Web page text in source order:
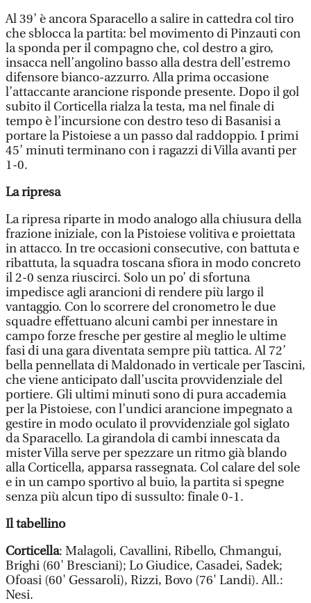
Al 39’ è ancora Sparacello a salire in cattedra col tiro
che sblocca la partita: bel movimento di Pinzauti con
la sponda per il compagno che, col destro a giro,
insacca nell’angolino basso alla destra dell’estremo
difensore bianco-azzurro. Alla prima occasione
l’attaccante arancione risponde presente. Dopo il gol
subito il Corticella rialza la testa, ma nel finale di
tempo è l’incursione con destro teso di Basanisi a
portare la Pistoiese a un passo dal raddoppio. I primi
45’ minuti terminano con i ragazzi di Villa avanti per
1-0.
La ripresa
La ripresa riparte in modo analogo alla chiusura della
frazione iniziale, con la Pistoiese volitiva e proiettata
in attacco. In tre occasioni consecutive, con battuta e
ribattuta, la squadra toscana sfiora in modo concreto
il 2-0 senza riuscirci. Solo un po’ di sfortuna
impedisce agli arancioni di rendere più largo il
vantaggio. Con lo scorrere del cronometro le due
squadre effettuano alcuni cambi per innestare in
campo forze fresche per gestire al meglio le ultime
fasi di una gara diventata sempre più tattica. Al 72’
bella pennellata di Maldonado in verticale per Tascini,
che viene anticipato dall’uscita provvidenziale del
portiere. Gli ultimi minuti sono di pura accademia
per la Pistoiese, con l’undici arancione impegnato a
gestire in modo oculato il provvidenziale gol siglato
da Sparacello. La girandola di cambi innescata da
mister Villa serve per spezzare un ritmo già blando
alla Corticella, apparsa rassegnata. Col calare del sole
e in un campo sportivo al buio, la partita si spegne
senza più alcun tipo di sussulto: finale 0-1.
Il tabellino
Corticella: Malagoli, Cavallini, Ribello, Chmangui,
Brighi (60' Bresciani); Lo Giudice, Casadei, Sadek;
Ofoasi (60' Gessaroli), Rizzi, Bovo (76' Landi). All.:
Nesi.